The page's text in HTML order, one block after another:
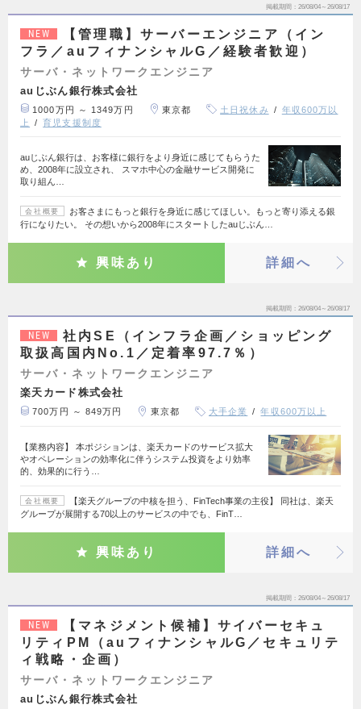
掲載期間 26/08/04～26/08/17
NEW
【管理職】サーバーエンジニア（イン
フラ／auフィナンシャルG／経験者歓迎）
サーバ・ネットワークエンジニア
auじぶん銀行株式会社
1000万円 ～ 1349万円 東京都 土日祝休み
年収600万以
上
育児支援制度
auじぶん銀行は、お客様に銀行をより身近に感じてもらうた
め、2008年に設立され、 スマホ中心の金融サービス開発に
取り組ん…
会社概要
お客さまにもっと銀行を身近に感じてほしい。もっと寄り添える銀
行になりたい。 その想いから2008年にスタートしたauじぶん…
興味あり 詳細へ
掲載期間 26/08/04～26/08/17
NEW
社内SE（インフラ企画／ショッピング
取扱高国内No.1／定着率97.7％）
サーバ・ネットワークエンジニア
楽天カード株式会社
700万円 ～ 849万円 東京都 大手企業 年収600万以上
【業務内容】 本ポジションは、楽天カードのサービス拡大
やオペレーションの効率化に伴うシステム投資をより効率
的、効果的に行う…
会社概要
【楽天グループの中核を担う、FinTech事業の主役】 同社は、楽天
グループが展開する70以上のサービスの中でも、FinT…
興味あり 詳細へ
掲載期間 26/08/04～26/08/17
NEW
【マネジメント候補】サイバーセキュ
リティPM（auフィナンシャルG／セキュリテ
ィ戦略・企画）
サーバ・ネットワークエンジニア
auじぶん銀行株式会社